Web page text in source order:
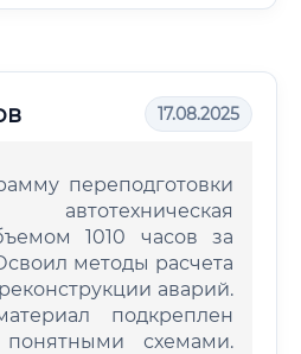
17.08.2025
переподготовки
1010 часов за
методы расчета
аварий.
подкреплен
схемами.